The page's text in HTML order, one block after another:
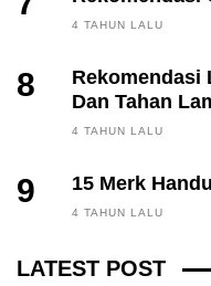
4 TAHUN LALU
8
Rekomendasi
Dan Tahan
4 TAHUN LALU
9 15 Merk
4 TAHUN LALU
LATEST POST
FINANCE, INVESTING
3 BULAN LALU